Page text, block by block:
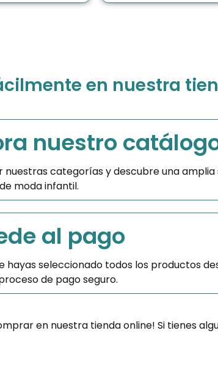
en nuestra
nuestro
nuestras categorías y descubre una
moda infantil.
al pago
hayas seleccionado todos los productos
de pago seguro.
en nuestra tienda online! Si tienes